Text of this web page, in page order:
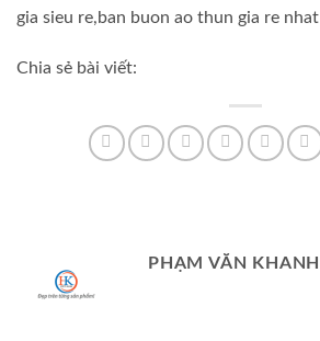
gia sieu re,ban buon ao thun gia re nhat
Chia sẻ bài viết:
PHẠM VĂN KHANH